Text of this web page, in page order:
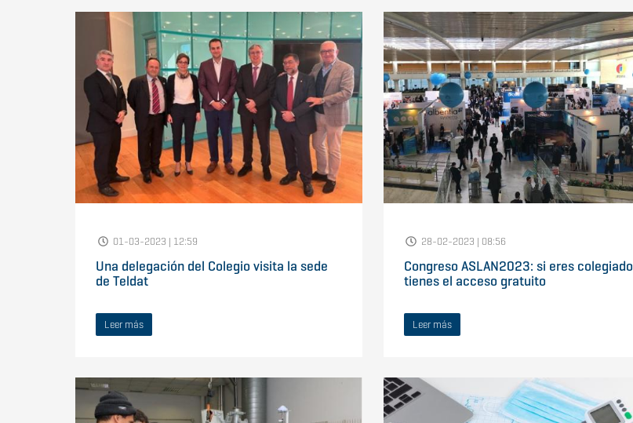
01-03-2023 | 12:59
Una delegación del Colegio visita la sede
de Teldat
Leer más
28-02-2023 | 08:56
Congreso ASLAN2023: si eres colegiado
tienes el acceso gratuito
Leer más